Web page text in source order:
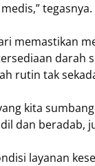
tegasnya.
memastikan
darah
rutin tak
kita
dan beradab,
layanan